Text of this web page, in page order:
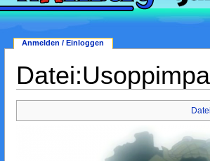
Anmelden / Einloggen